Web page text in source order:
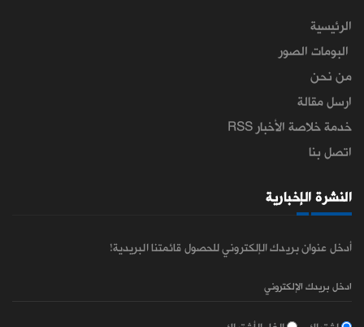
الرئيسية
البومات الصور
من نحن
ارسل مقالة
خدمة خلاصة الأخبار RSS
اتصل بنا
النشرة الإخبارية
أدخل عنوان بريدك الإلكتروني للحصول قائمتنا البريدية!